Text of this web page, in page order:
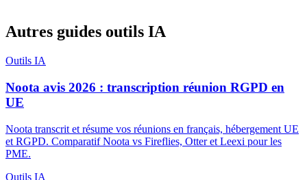
Autres guides outils IA
Outils IA
Noota avis 2026 : transcription réunion RGPD en
UE
Noota transcrit et résume vos réunions en français, hébergement UE
et RGPD. Comparatif Noota vs Fireflies, Otter et Leexi pour les
PME.
Outils IA